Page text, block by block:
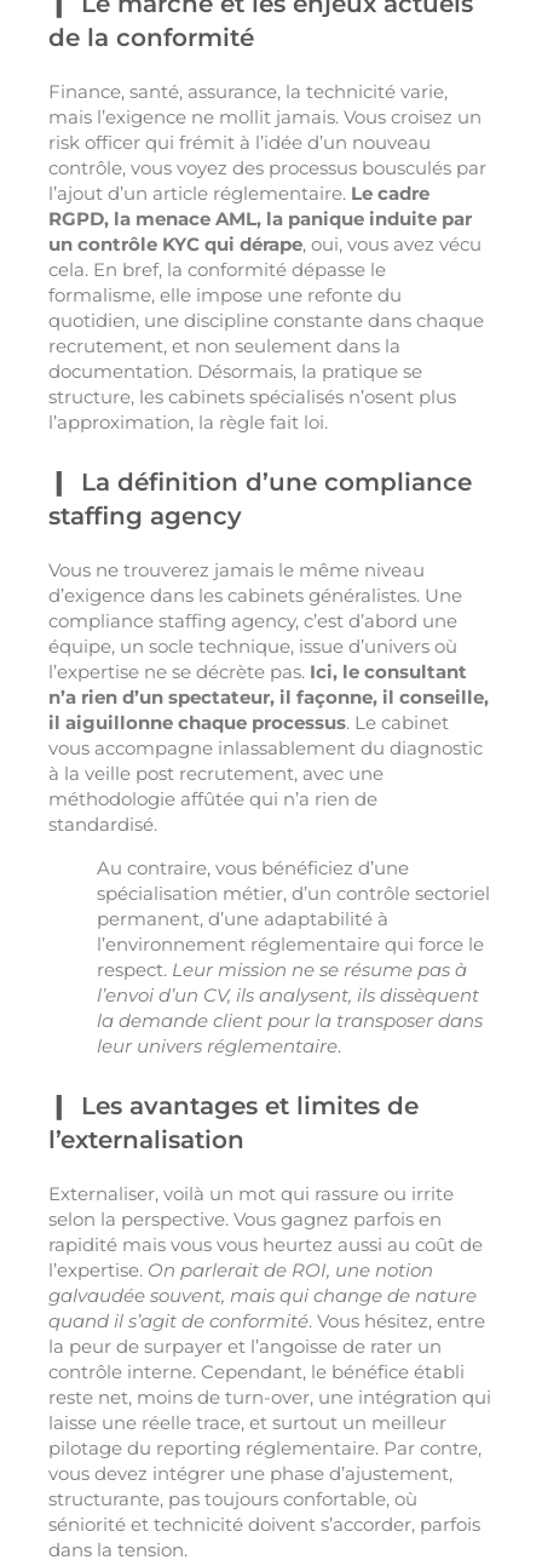
de la conformité
Finance, santé, assurance, la technicité varie,
mais l’exigence ne mollit jamais. Vous croisez un
risk officer qui frémit à l’idée d’un nouveau
contrôle, vous voyez des processus bousculés par
l’ajout d’un article réglementaire. Le cadre
RGPD, la menace AML, la panique induite par
un contrôle KYC qui dérape, oui, vous avez vécu
cela. En bref, la conformité dépasse le
formalisme, elle impose une refonte du
quotidien, une discipline constante dans chaque
recrutement, et non seulement dans la
documentation. Désormais, la pratique se
structure, les cabinets spécialisés n’osent plus
l’approximation, la règle fait loi.
La définition d’une compliance
staffing agency
Vous ne trouverez jamais le même niveau
d’exigence dans les cabinets généralistes. Une
compliance staffing agency, c’est d’abord une
équipe, un socle technique, issue d’univers où
l’expertise ne se décrète pas. Ici, le consultant
n’a rien d’un spectateur, il façonne, il conseille,
il aiguillonne chaque processus. Le cabinet
vous accompagne inlassablement du diagnostic
à la veille post recrutement, avec une
méthodologie affûtée qui n’a rien de
standardisé.
Au contraire, vous bénéficiez d’une
spécialisation métier, d’un contrôle sectoriel
permanent, d’une adaptabilité à
l’environnement réglementaire qui force le
respect. Leur mission ne se résume pas à
l’envoi d’un CV, ils analysent, ils dissèquent
la demande client pour la transposer dans
leur univers réglementaire.
Les avantages et limites de
l’externalisation
Externaliser, voilà un mot qui rassure ou irrite
selon la perspective. Vous gagnez parfois en
rapidité mais vous vous heurtez aussi au coût de
l’expertise. On parlerait de ROI, une notion
galvaudée souvent, mais qui change de nature
quand il s’agit de conformité. Vous hésitez, entre
la peur de surpayer et l’angoisse de rater un
contrôle interne. Cependant, le bénéfice établi
reste net, moins de turn-over, une intégration qui
laisse une réelle trace, et surtout un meilleur
pilotage du reporting réglementaire. Par contre,
vous devez intégrer une phase d’ajustement,
structurante, pas toujours confortable, où
séniorité et technicité doivent s’accorder, parfois
dans la tension.